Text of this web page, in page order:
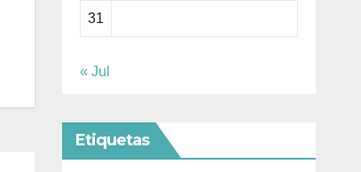
31
« Jul
Etiquetas